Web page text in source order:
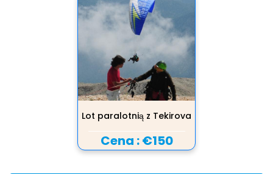
Lot paralotnią z Tekirova
Cena :€150